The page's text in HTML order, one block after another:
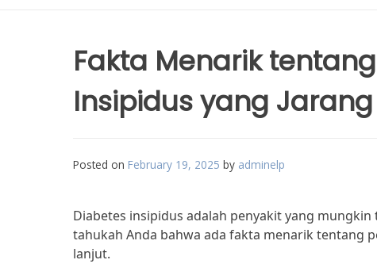
Fakta Menarik
Insipidus yang
Posted on February 19, 2025 by adminelp
Diabetes insipidus adalah penyakit yang
tahukah Anda bahwa ada fakta menarik tentang
lanjut.